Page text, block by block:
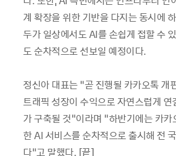
계 확장을 위한 기반을 다지는 동시에
두가 일상에서도 AI를 손쉽게 접할 수
도 순차적으로 선보일 예정이다.
정신아 대표는 “곧 진행될 카카오톡 개
트래픽 성장이 수익으로 자연스럽게 연
가 구축될 것”이라며 “하반기에는 카
한 AI 서비스를 순차적으로 출시해 전
다”고 말했다. [끝]